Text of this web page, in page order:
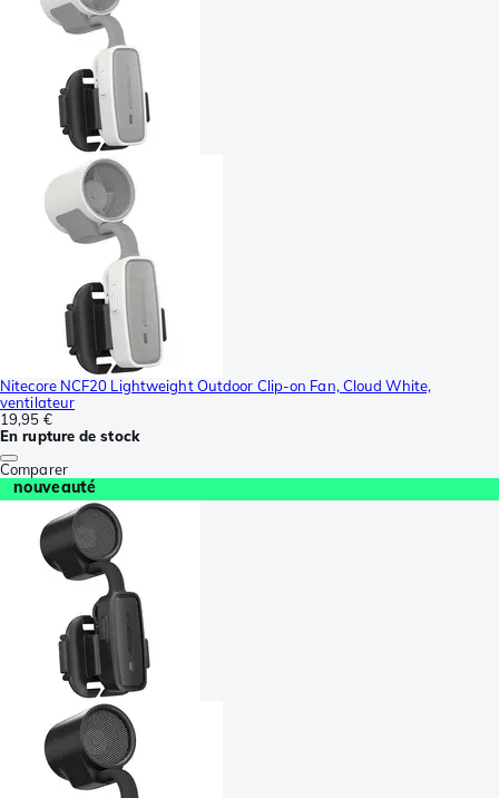
Nitecore NCF20 Lightweight Outdoor Clip-on Fan, Cloud White,
ventilateur
19,95 €
En rupture de stock
Comparer
nouveauté